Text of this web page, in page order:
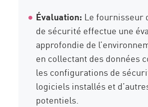
Évaluation: Le fournisseur
de sécurité effectue une
approfondie de
en collectant des données
les configurations de
logiciels installés et
potentiels.